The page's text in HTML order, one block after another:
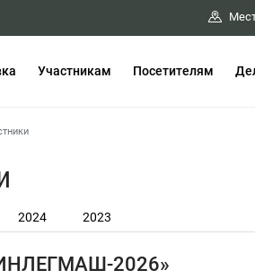
Участникам Посетителям
2024 2023
2026»